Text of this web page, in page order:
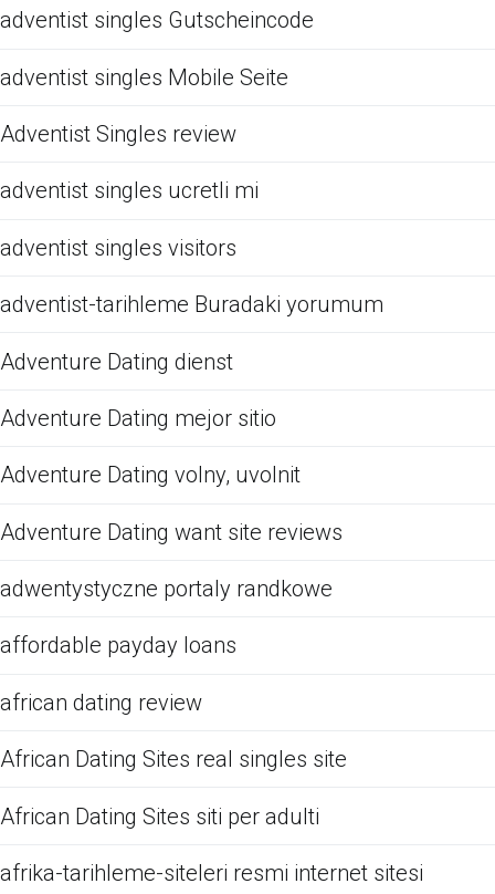
adventist singles Gutscheincode
adventist singles Mobile Seite
Adventist Singles review
adventist singles ucretli mi
adventist singles visitors
adventist-tarihleme Buradaki yorumum
Adventure Dating dienst
Adventure Dating mejor sitio
Adventure Dating volny, uvolnit
Adventure Dating want site reviews
adwentystyczne portaly randkowe
affordable payday loans
african dating review
African Dating Sites real singles site
African Dating Sites siti per adulti
afrika-tarihleme-siteleri resmi internet sitesi